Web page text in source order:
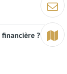
Contact
Terrain
?